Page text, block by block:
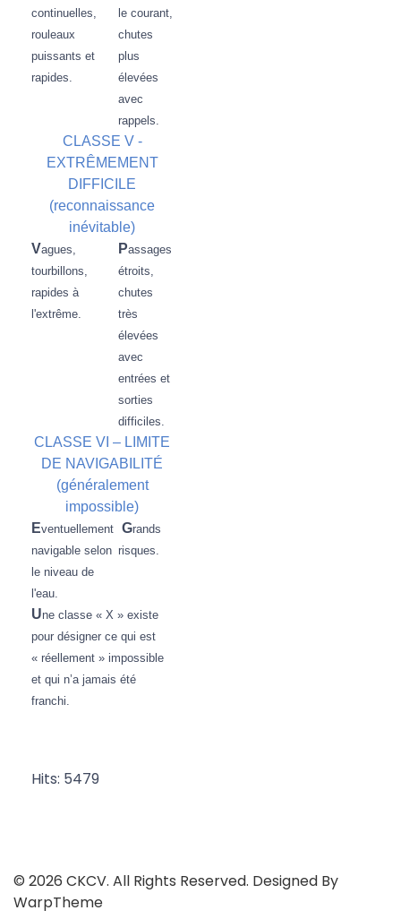
continuelles,
rouleaux
puissants et
rapides.
le courant,
chutes
plus
élevées
avec
rappels.
CLASSE V -
EXTRÊMEMENT
DIFFICILE
(reconnaissance
inévitable)
Vagues,
tourbillons,
rapides à
l'extrême.
Passages
étroits,
chutes
très
élevées
avec
entrées et
sorties
difficiles.
CLASSE VI – LIMITE
DE NAVIGABILITÉ
(généralement
impossible)
Eventuellement
navigable selon
le niveau de
l'eau.
Grands
risques.
Une classe « X » existe
pour désigner ce qui est
« réellement » impossible
et qui n’a jamais été
franchi.
Hits: 5479
© 2026 CKCV. All Rights Reserved. Designed By
WarpTheme